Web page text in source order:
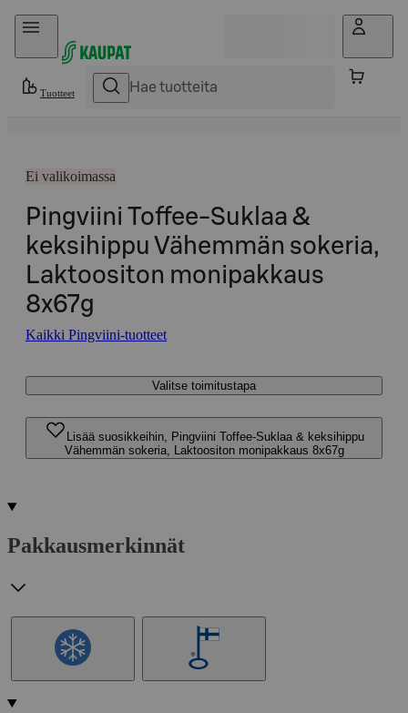
Hyppää sisältöön
Tuotteet
Ei valikoimassa
Pingviini Toffee-Suklaa &
keksihippu Vähemmän sokeria,
Laktoositon monipakkaus
8x67g
Kaikki Pingviini-tuotteet
Valitse toimitustapa
Lisää suosikkeihin, Pingviini Toffee-Suklaa & keksihippu
Vähemmän sokeria, Laktoositon monipakkaus 8x67g
Pakkausmerkinnät